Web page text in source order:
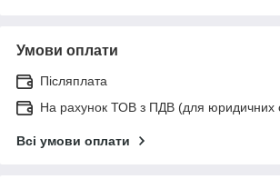
Умови оплати
Післяплата
На рахунок ТОВ з ПДВ (для юридичних
Всі умови оплати